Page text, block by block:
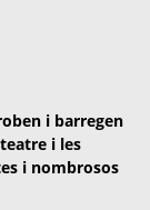
i barregen
i les
i nombrosos